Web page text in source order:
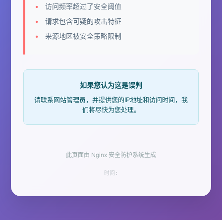
访问频率超过了安全阈值
请求包含可疑的攻击特征
来源地区被安全策略限制
如果您认为这是误判
请联系网站管理员，并提供您的IP地址和访问时间，我
们将尽快为您处理。
此页面由 Nginx 安全防护系统生成
时间: